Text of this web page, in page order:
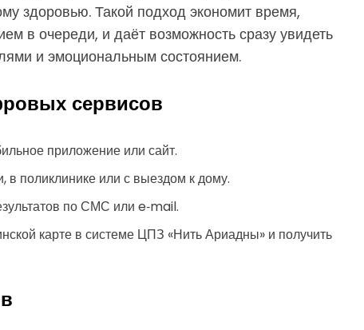
здоровью. Такой подход экономит время,
в очереди, и даёт возможность сразу увидеть
и эмоциональным состоянием.
сервисов
приложение или сайт.
в поликлинике или с выездом к дому.
по СМС или e‑mail.
карте в системе ЦПЗ «Нить Ариадны» и получить